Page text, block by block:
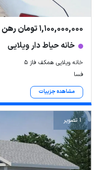
1,100,000,000 تومان رهن
خانه حیاط دار ویلایی
خانه ویلایی همکف فاز ۵
فسا
مشاهده جزییات
1 تصویر